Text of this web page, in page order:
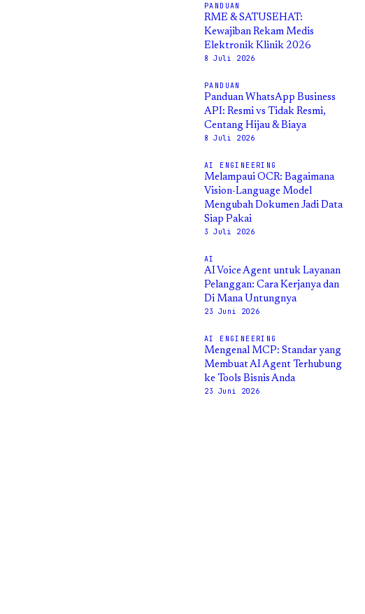
PANDUAN
RME & SATUSEHAT:
Kewajiban Rekam Medis
Elektronik Klinik 2026
8 Juli 2026
PANDUAN
Panduan WhatsApp Business
API: Resmi vs Tidak Resmi,
Centang Hijau & Biaya
8 Juli 2026
AI ENGINEERING
Melampaui OCR: Bagaimana
Vision-Language Model
Mengubah Dokumen Jadi Data
Siap Pakai
3 Juli 2026
AI
AI Voice Agent untuk Layanan
Pelanggan: Cara Kerjanya dan
Di Mana Untungnya
23 Juni 2026
AI ENGINEERING
Mengenal MCP: Standar yang
Membuat AI Agent Terhubung
ke Tools Bisnis Anda
23 Juni 2026